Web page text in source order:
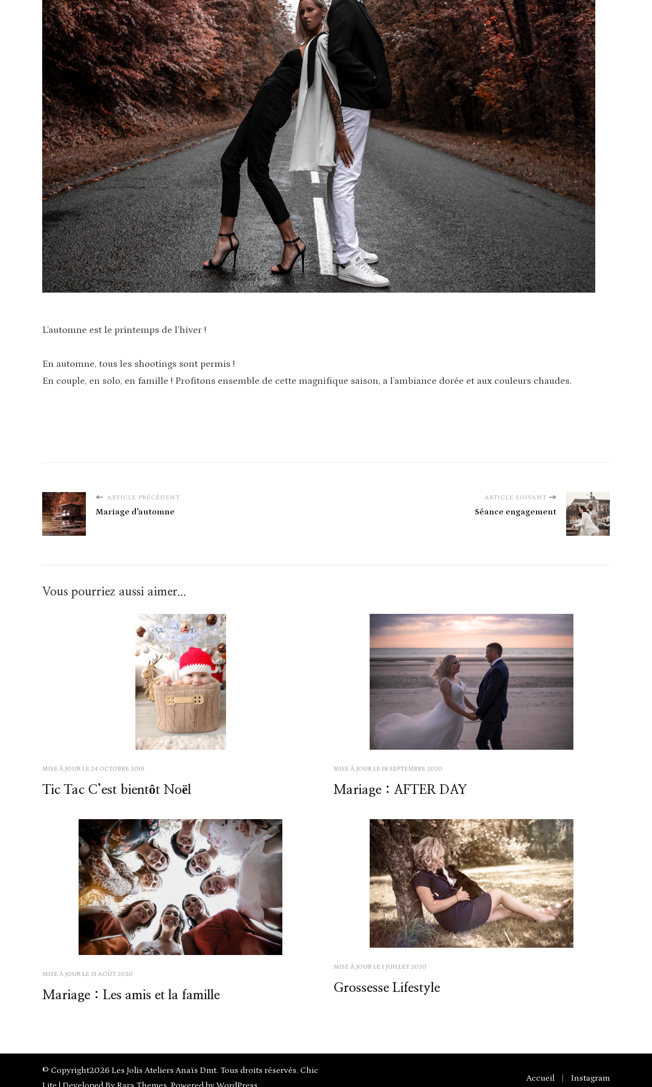
L’automne est le printemps de l’hiver !
En automne, tous les shootings sont permis !
En couple, en solo, en famille ! Profitons ensemble de cette magnifique saison, a l’ambiance dorée et aux couleurs chaudes.
ARTICLE PRÉCÉDENT
Mariage d'automne
ARTICLE SUIVANT
Séance engagement
Vous pourriez aussi aimer...
MISE À JOUR LE 24 OCTOBRE 2019
Tic Tac C’est bientôt Noël
MISE À JOUR LE 18 SEPTEMBRE 2020
Mariage : AFTER DAY
MISE À JOUR LE 21 AOÛT 2020
Mariage : Les amis et la famille
MISE À JOUR LE 1 JUILLET 2020
Grossesse Lifestyle
© Copyright2026 Les Jolis Ateliers Anaïs Dmt. Tous droits réservés. Chic
Accueil Instagram